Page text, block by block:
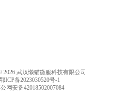
2026 武汉懒猫微服科技有限公司
鄂ICP备2023030520号-1
网安备42018502007084